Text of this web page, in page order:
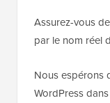
0
1
1
# END
WPCode